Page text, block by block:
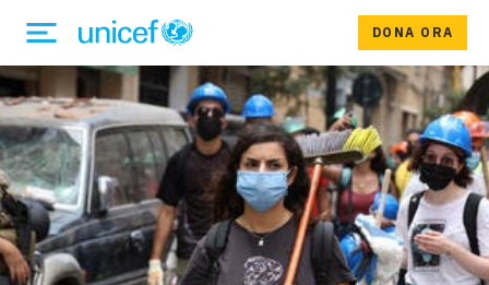
DONA ORA